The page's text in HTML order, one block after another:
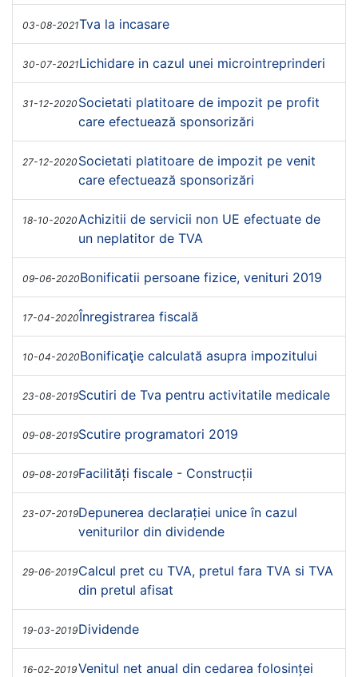
03-08-2021Tva la incasare
30-07-2021Lichidare in cazul unei microintreprinderi
31-12-2020 Societati platitoare de impozit pe profit
care efectuează sponsorizări
27-12-2020 Societati platitoare de impozit pe venit
care efectuează sponsorizări
18-10-2020Achizitii de servicii non UE efectuate de
un neplatitor de TVA
09-06-2020Bonificatii persoane fizice, venituri 2019
17-04-2020Înregistrarea fiscală
10-04-2020Bonificaţie calculată asupra impozitului
23-08-2019Scutiri de Tva pentru activitatile medicale
09-08-2019Scutire programatori 2019
09-08-2019Facilități fiscale - Construcții
23-07-2019Depunerea declarației unice în cazul
veniturilor din dividende
29-06-2019Calcul pret cu TVA, pretul fara TVA si TVA
din pretul afisat
19-03-2019Dividende
16-02-2019Venitul net anual din cedarea folosinței